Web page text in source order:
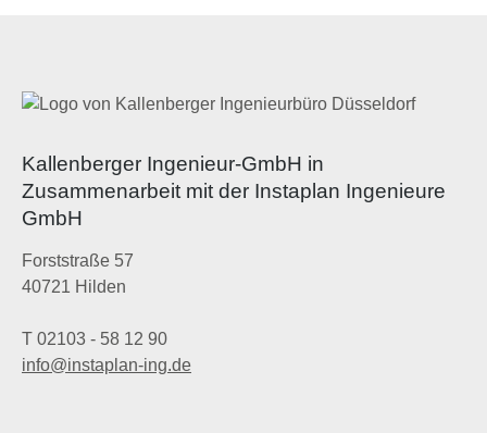
Kallenberger Ingenieur-GmbH in
Zusammenarbeit mit der Instaplan Ingenieure
GmbH
Forststraße 57
40721 Hilden
T 02103 - 58 12 90
info@instaplan-ing.de